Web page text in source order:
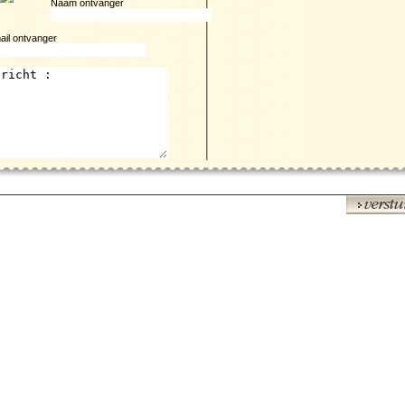
Naam ontvanger
ontvanger